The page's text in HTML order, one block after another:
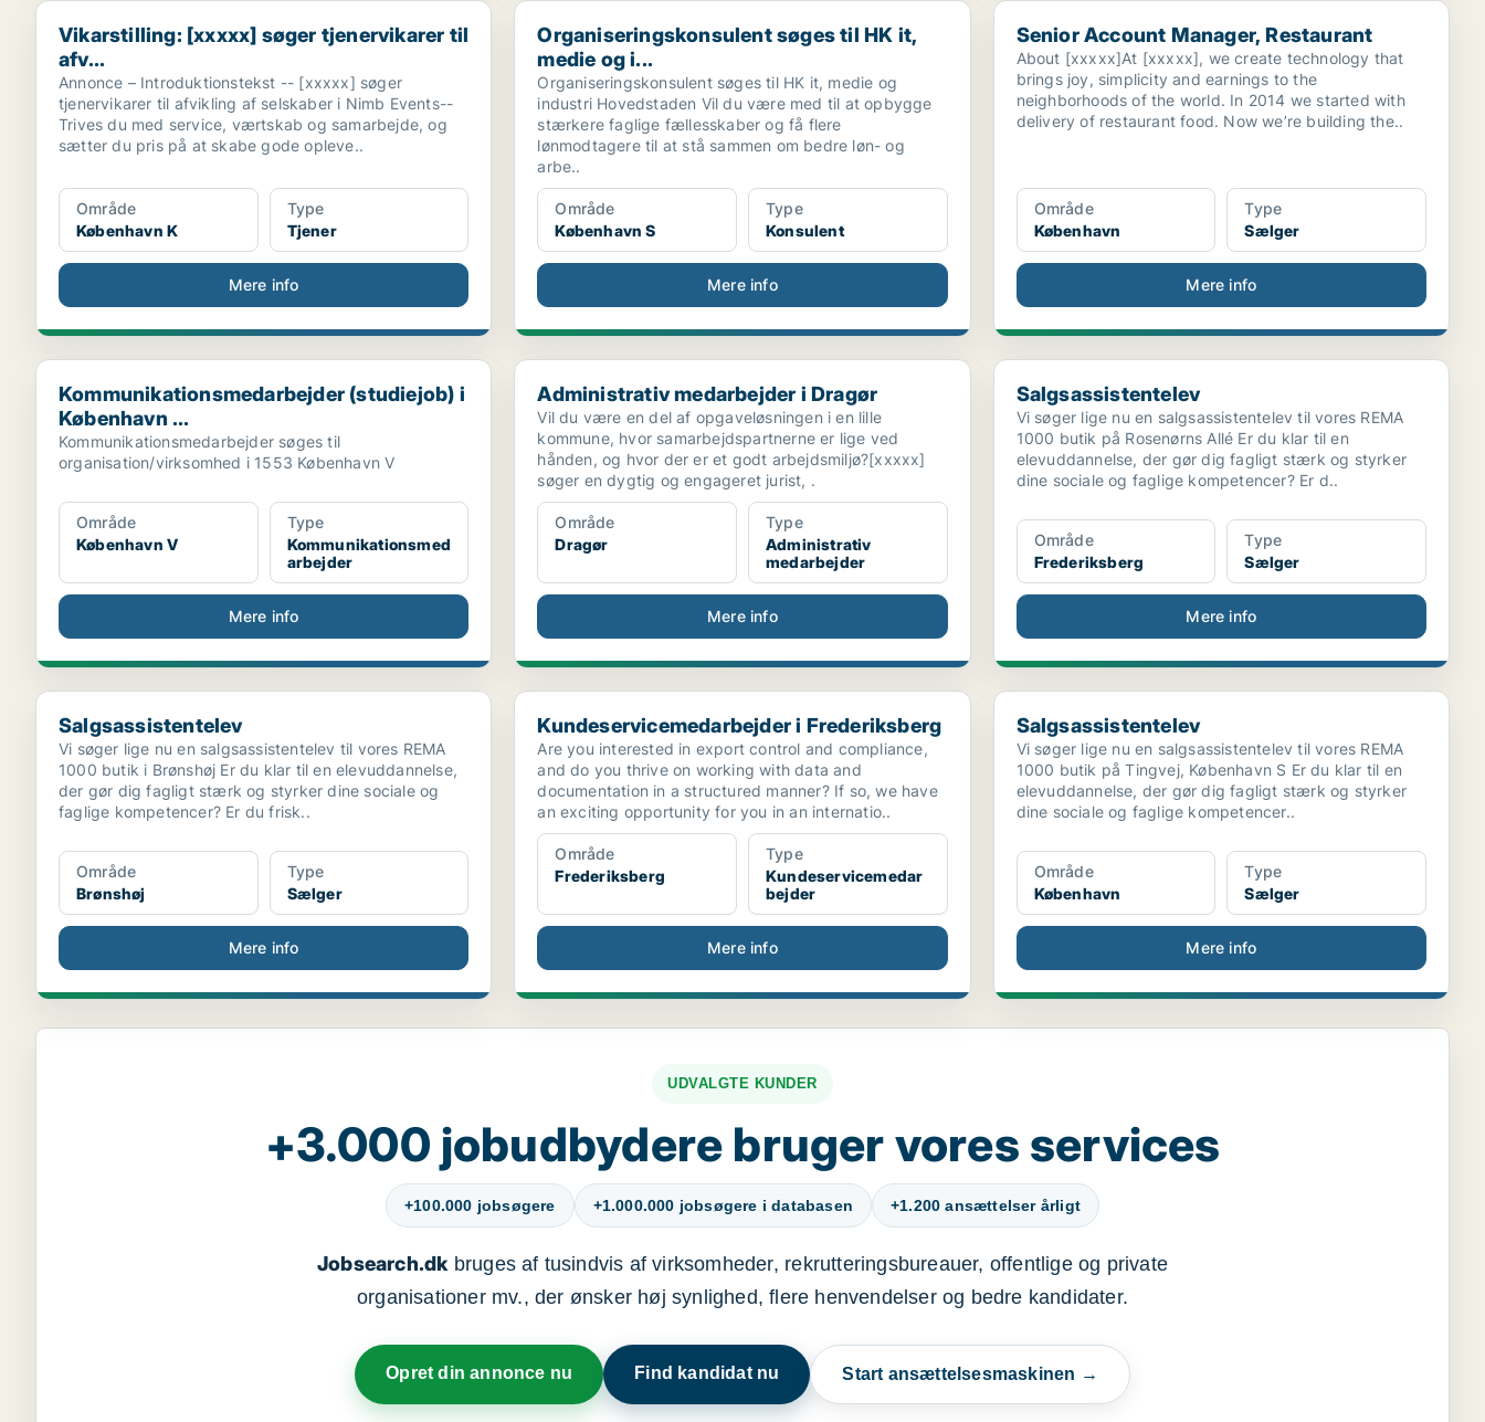
Vikarstilling: [xxxxx] søger tjenervikarer til afv...
Vikarstilling: [xxxxx] søger tjenervikarer til
afv...
Annonce – Introduktionstekst -- [xxxxx] søger
tjenervikarer til afvikling af selskaber i Nimb Events--
Trives du med service, værtskab og samarbejde, og
sætter du pris på at skabe gode opleve..
Område
København K
Type
Tjener
Mere info
Organiseringskonsulent søges til HK it, medie og i...
Organiseringskonsulent søges til HK it,
medie og i...
Organiseringskonsulent søges til HK it, medie og
industri Hovedstaden Vil du være med til at opbygge
stærkere faglige fællesskaber og få flere
lønmodtagere til at stå sammen om bedre løn- og
arbe..
Område
København S
Type
Konsulent
Mere info
Senior Account Manager, Restaurant
Senior Account Manager, Restaurant
About [xxxxx]At [xxxxx], we create technology that
brings joy, simplicity and earnings to the
neighborhoods of the world. In 2014 we started with
delivery of restaurant food. Now we’re building the..
Område
København
Type
Sælger
Mere info
Kommunikationsmedarbejder (studiejob) i København ...
Kommunikationsmedarbejder (studiejob) i
København ...
Kommunikationsmedarbejder søges til
organisation/virksomhed i 1553 København V
Område
København V
Type
Kommunikationsmed
arbejder
Mere info
Administrativ medarbejder i Dragør
Administrativ medarbejder i Dragør
Vil du være en del af opgaveløsningen i en lille
kommune, hvor samarbejdspartnerne er lige ved
hånden, og hvor der er et godt arbejdsmiljø?[xxxxx]
søger en dygtig og engageret jurist, .
Område
Dragør
Type
Administrativ
medarbejder
Mere info
Salgsassistentelev
Salgsassistentelev
Vi søger lige nu en salgsassistentelev til vores REMA
1000 butik på Rosenørns Allé Er du klar til en
elevuddannelse, der gør dig fagligt stærk og styrker
dine sociale og faglige kompetencer? Er d..
Område
Frederiksberg
Type
Sælger
Mere info
Salgsassistentelev
Salgsassistentelev
Vi søger lige nu en salgsassistentelev til vores REMA
1000 butik i Brønshøj Er du klar til en elevuddannelse,
der gør dig fagligt stærk og styrker dine sociale og
faglige kompetencer? Er du frisk..
Område
Brønshøj
Type
Sælger
Mere info
Kundeservicemedarbejder i Frederiksberg
Kundeservicemedarbejder i Frederiksberg
Are you interested in export control and compliance,
and do you thrive on working with data and
documentation in a structured manner? If so, we have
an exciting opportunity for you in an internatio..
Område
Frederiksberg
Type
Kundeservicemedar
bejder
Mere info
Salgsassistentelev
Salgsassistentelev
Vi søger lige nu en salgsassistentelev til vores REMA
1000 butik på Tingvej, København S Er du klar til en
elevuddannelse, der gør dig fagligt stærk og styrker
dine sociale og faglige kompetencer..
Område
København
Type
Sælger
Mere info
UDVALGTE KUNDER
+3.000 jobudbydere bruger vores services
+100.000 jobsøgere +1.000.000 jobsøgere i databasen +1.200 ansættelser årligt
Jobsearch.dkbruges af tusindvis af virksomheder, rekrutteringsbureauer, offentlige og private
organisationer mv., der ønsker høj synlighed, flere henvendelser og bedre kandidater.
Opret din annonce nu Find kandidat nu Start ansættelsesmaskinen →